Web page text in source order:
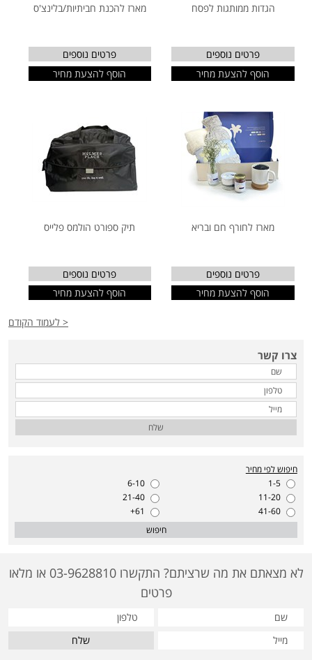
הגדות ממותגות לפסח
פרטים נוספים
הוסף להצעת מחיר
מארז להכנת חביתיות/בלינצ'ס
פרטים נוספים
הוסף להצעת מחיר
מארז לחורף חם ובריא
פרטים נוספים
הוסף להצעת מחיר
תיק ספורט הולמס פלייס
פרטים נוספים
הוסף להצעת מחיר
< לעמוד הקודם
צרו קשר
שלח
חיפוש לפי מחיר
1-5
6-10
11-20
21-40
41-60
61+
חיפוש
לא מצאתם את מה שרציתם? התקשרו 03-9628810 או מלאו
פרטים
שלח